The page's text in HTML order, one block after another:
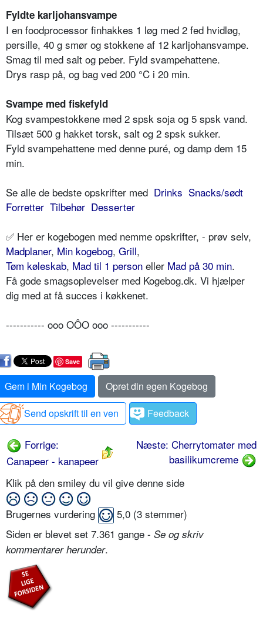
Fyldte karljohansvampe
I en foodprocessor finhakkes 1 løg med 2 fed hvidløg,
persille, 40 g smør og stokkene af 12 karljohansvampe.
Smag til med salt og peber. Fyld svampehattene.
Drys rasp på, og bag ved 200 °C i 20 min.
Svampe med fiskefyld
Kog svampestokkene med 2 spsk soja og 5 spsk vand.
Tilsæt 500 g hakket torsk, salt og 2 spsk sukker.
Fyld svampehattene med denne puré, og damp dem 15
min.
Se alle de bedste opskrifter med Drinks Snacks/sødt
Forretter Tilbehør Desserter
✅ Her er kogebogen med nemme opskrifter, - prøv selv,
Madplaner, Min kogebog, Grill,
Tøm køleskab, Mad til 1 person eller Mad på 30 min.
Få gode smagsoplevelser med Kogebog.dk. Vi hjælper
dig med at få succes i køkkenet.
----------- ooo OÔO ooo -----------
Save
Gem i Min Kogebog
Opret din egen Kogebog
Send opskrift til en ven
Feedback
Forrige:
Canapeer - kanapeer
Næste: Cherrytomater med
basilikumcreme
Klik på den smiley du vil give denne side
Brugernes vurdering 5,0 (3 stemmer)
Siden er blevet set 7.361 gange - Se og skriv
kommentarer herunder.